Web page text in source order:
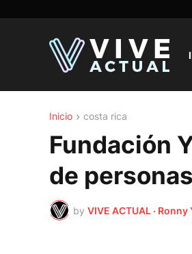
Inicio costa rica
Fundación
de
by VIVE ACTUAL · Ronny